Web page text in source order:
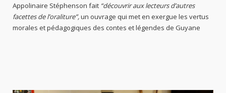
Appolinaire Stéphenson fait “découvrir aux lecteurs d’autres
facettes de l’oraliture”,un ouvrage qui met en exergue les vertus
morales et pédagogiques des contes et légendes de Guyane